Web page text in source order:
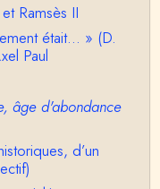
ci: il y a un sché
des stades infér…
Darmangeat, m
salutaire de…
le pénis compterait
Ramsès II
était... » (D.
Paul
âge d'abondance
d’un